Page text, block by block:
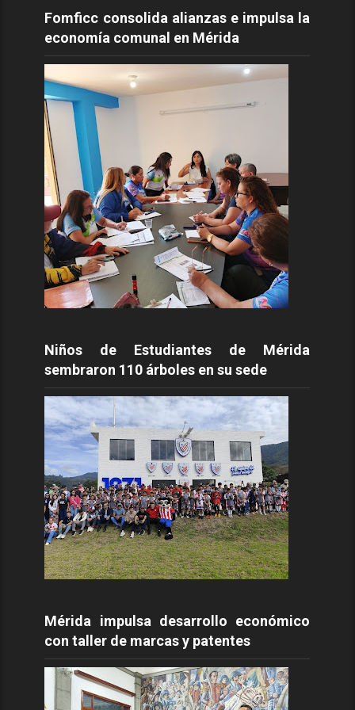
Fomficc consolida alianzas e impulsa la
economía comunal en Mérida
Niños de Estudiantes de Mérida
sembraron 110 árboles en su sede
Mérida impulsa desarrollo económico
con taller de marcas y patentes